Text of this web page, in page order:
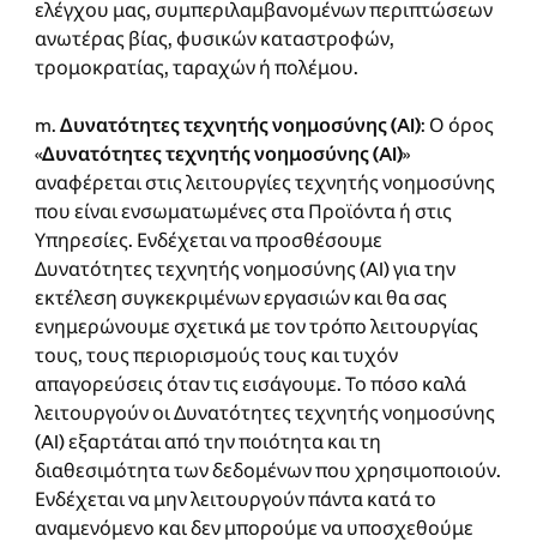
ελέγχου μας, συμπεριλαμβανομένων περιπτώσεων
ανωτέρας βίας, φυσικών καταστροφών,
τρομοκρατίας, ταραχών ή πολέμου.
m.Δυνατότητες τεχνητής νοημοσύνης (AI): Ο όρος
«Δυνατότητες τεχνητής νοημοσύνης (AI)»
αναφέρεται στις λειτουργίες τεχνητής νοημοσύνης
που είναι ενσωματωμένες στα Προϊόντα ή στις
Υπηρεσίες. Ενδέχεται να προσθέσουμε
Δυνατότητες τεχνητής νοημοσύνης (AI) για την
εκτέλεση συγκεκριμένων εργασιών και θα σας
ενημερώνουμε σχετικά με τον τρόπο λειτουργίας
τους, τους περιορισμούς τους και τυχόν
απαγορεύσεις όταν τις εισάγουμε. Το πόσο καλά
λειτουργούν οι Δυνατότητες τεχνητής νοημοσύνης
(AI) εξαρτάται από την ποιότητα και τη
διαθεσιμότητα των δεδομένων που χρησιμοποιούν.
Ενδέχεται να μην λειτουργούν πάντα κατά το
αναμενόμενο και δεν μπορούμε να υποσχεθούμε